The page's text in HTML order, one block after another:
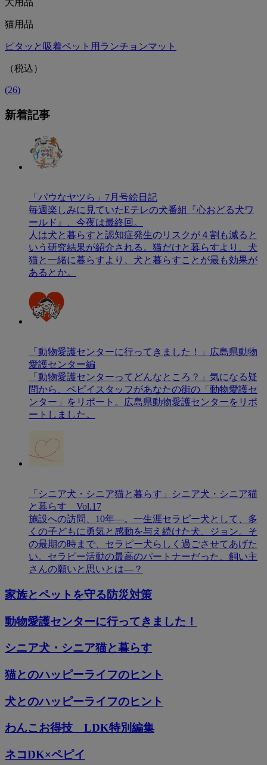
犬用品
猫用品
ピタッと吸着ペット用ランチョンマット
（税込）
(26)
新着記事
「パウなヤツら」7月号絵日記
毎週楽しみに見ていたEテレの犬番組『心おどる犬ワ
ールド』、今夜は最終回。
人は犬と暮らすと認知症発生のリスクが４割も減ると
いう研究結果が紹介される。猫だけと暮らすより、犬
猫と一緒に暮らすより、犬と暮らすことが最も効果が
あるとか。
「動物愛護センターに行ってきました！」広島県動物
愛護センター編
「動物愛護センターってどんなところ？」気になる疑
問から、ペピイスタッフがあなたの街の「動物愛護セ
ンター」をリポート。広島県動物愛護センターをリポ
ートしました。
「シニア犬・シニア猫と暮らす」シニア犬・シニア猫
と暮らす Vol.17
施設への訪問、10年―。一生涯セラピー犬として、多
くの子どもに勇気と感動を与え続けた犬、ジョン。そ
の最期の時まで、セラピー犬らしく過ごさせてあげた
い。セラピー活動の最高のパートナーだった、飼い主
さんの願いと思いとは―？
家族とペットを守る防災対策
動物愛護センターに行ってきました！
シニア犬・シニア猫と暮らす
猫とのハッピーライフのヒント
犬とのハッピーライフのヒント
わんこお得技 LDK特別編集
ネコDK×ペピイ